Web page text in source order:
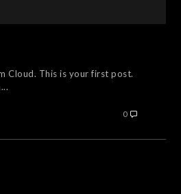
Cloud. This is your first post.
0